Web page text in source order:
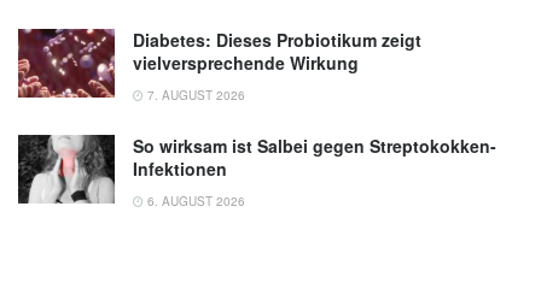
Diabetes: Dieses Probiotikum zeigt
vielversprechende Wirkung
7. AUGUST 2026
So wirksam ist Salbei gegen Streptokokken-
Infektionen
6. AUGUST 2026